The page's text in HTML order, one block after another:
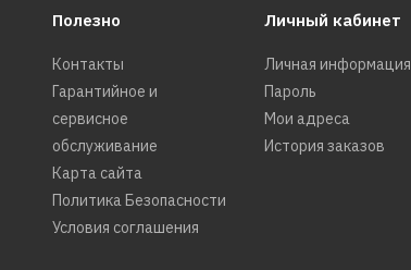
Полезно
Контакты
Гарантийное и
сервисное
обслуживание
Карта сайта
Политика Безопасности
Условия соглашения
Личный кабинет
Личная информация
Пароль
Мои адреса
История заказов